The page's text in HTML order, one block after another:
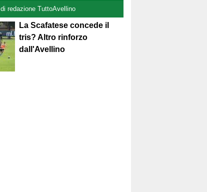
di redazione TuttoAvellino
La Scafatese concede il
tris? Altro rinforzo
dall'Avellino